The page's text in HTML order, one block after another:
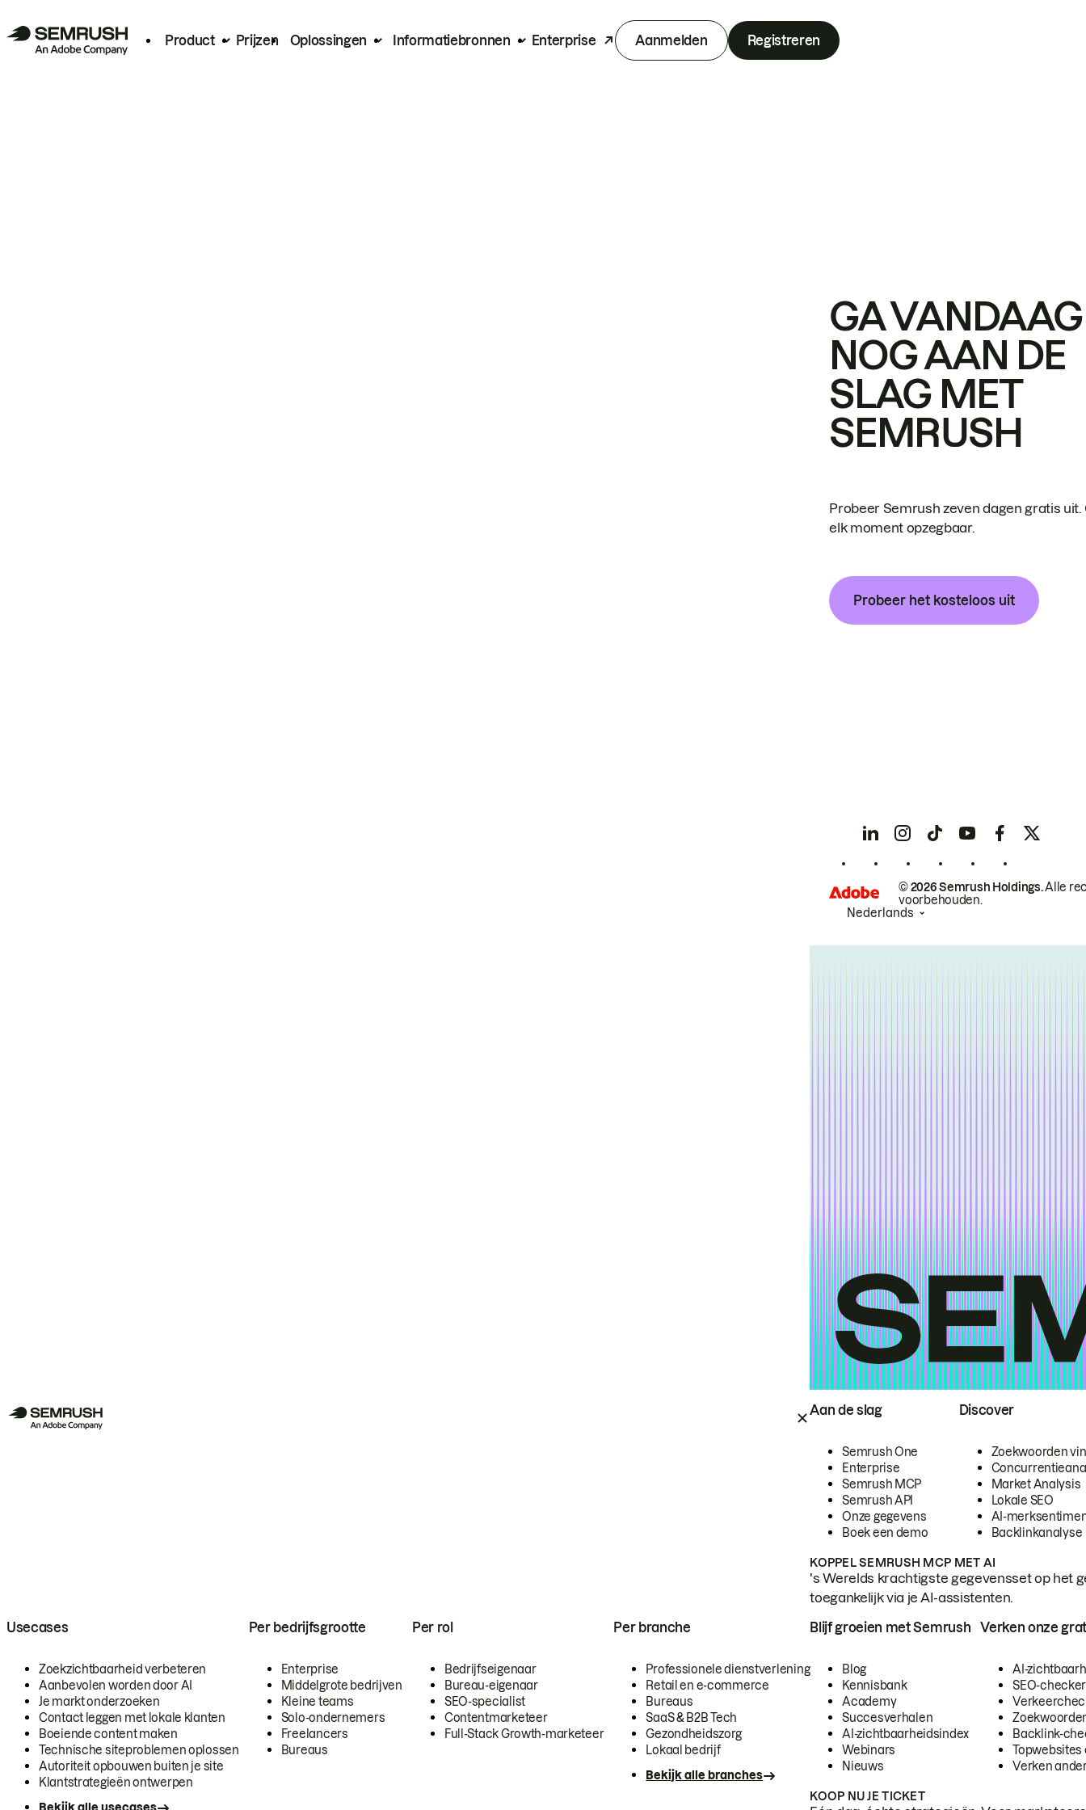
Product Prijzen Oplossingen Informatiebronnen Enterprise Aanmelden Registreren
Aan de slag
Semrush One
Enterprise
Semrush MCP
Semrush API
Onze gegevens
Boek een demo
Discover
Zoekwoorden
Market Analysis
Lokale SEO
AI-
Backlinkanalyse
KOPPEL SEMRUSH MCP MET AI
's Werelds krachtigste gegevensset op het
toegankelijk via je AI-assistenten.
Usecases
Zoekzichtbaarheid verbeteren
Aanbevolen worden door AI
Je markt onderzoeken
Contact leggen met lokale klanten
Boeiende content maken
Technische siteproblemen oplossen
Autoriteit opbouwen buiten je site
Klantstrategieën ontwerpen
Per bedrijfsgrootte
Enterprise
Middelgrote bedrijven
Kleine teams
Solo-ondernemers
Freelancers
Bureaus
Per rol
Bedrijfseigenaar
Bureau-eigenaar
SEO-specialist
Contentmarketeer
Full-Stack Growth-marketeer
Per branche
Professionele dienstverlening
Retail en e-commerce
Bureaus
SaaS & B2B Tech
Gezondheidszorg
Lokaal bedrijf
Bekijk alle branches
Blijf groeien met Semrush
Blog
Kennisbank
Academy
Succesverhalen
AI-zichtbaarheidsindex
Webinars
Nieuws
Verken onze
AI-
SEO-checker
Backlink-
Topwebsites
Verken
KOOP NU JE TICKET
GA VANDAAG
NOG AAN DE
SLAG MET
SEMRUSH
Probeer Semrush zeven dagen gratis uit.
elk moment opzegbaar.
Probeer het kosteloos uit
© 2026 Semrush Holdings.Alle
voorbehouden.
Nederlands